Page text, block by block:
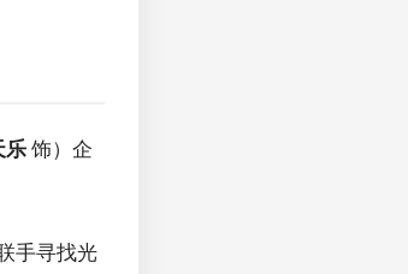
乐饰）企
手寻找光